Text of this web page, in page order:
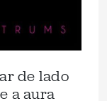
de lado
a aura